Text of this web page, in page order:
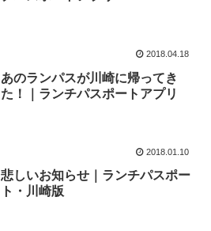
2018.04.18
あのランパスが川崎に帰ってき
た！｜ランチパスポートアプリ
2018.01.10
悲しいお知らせ｜ランチパスポー
ト・川崎版